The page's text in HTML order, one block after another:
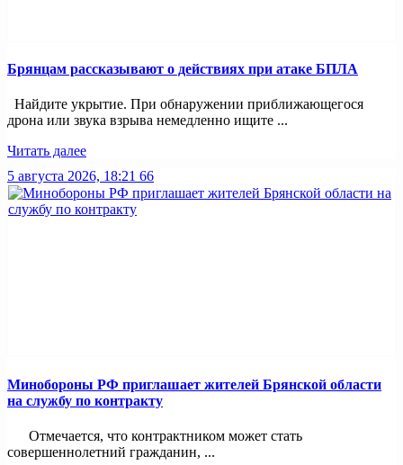
Брянцам рассказывают о действиях при атаке БПЛА
Найдите укрытие. При обнаружении приближающегося
дрона или звука взрыва немедленно ищите ...
Читать далее
5 августа 2026, 18:21 66
Минобoроны РФ приглaшaет житeлeй Брянской области
на службу по контракту
Отмечается, что контрактником может стать
совершеннолетний гражданин, ...